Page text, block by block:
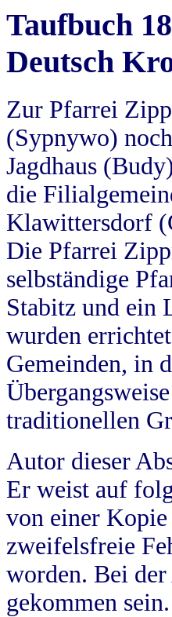
Taufbuch
Deutsch
Zur Pfarrei
(Sypnywo)
Jagdhaus
die
Klawittersdorf
Die Pfarrei
selbständige
Stabitz und ein
wurden
Gemeinden, in
traditionellen
Autor dieser
Er weist auf
von einer
zweifelsfreie
worden. Bei
gekommen